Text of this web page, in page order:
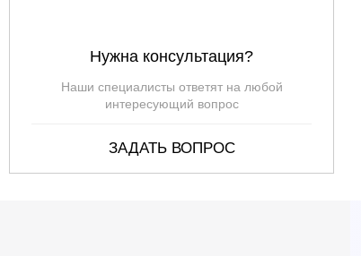
7.2
8.4
CP 170M-ST6
— —
1.5
Нужна консультация?
Наши специалисты ответят на любой
интересующий вопрос
ЗАДАТЬ ВОПРОС